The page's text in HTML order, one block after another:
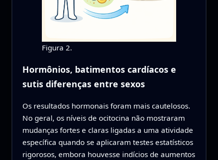
Figura 2.
Hormônios, batimentos cardíacos e
sutis diferenças entre sexos
Os resultados hormonais foram mais cautelosos.
No geral, os níveis de ocitocina não mostraram
mudanças fortes e claras ligadas a uma atividade
específica quando se aplicaram testes estatísticos
rigorosos, embora houvesse indícios de aumentos